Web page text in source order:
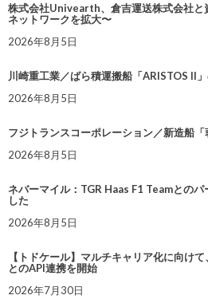
株式会社Univearth、倉吉運送株式会社と
ネットワークを拡大〜
2026年8月5日
川崎重工業／ばら積運搬船「ARISTOS II
2026年8月5日
フジトランスコーポレーション／新造船
2026年8月5日
ネバーマイル：TGR Haas F1 Teamとの
した
2026年8月5日
【トドケール】マルチキャリア化に向け
とのAPI連携を開始
2026年7月30日